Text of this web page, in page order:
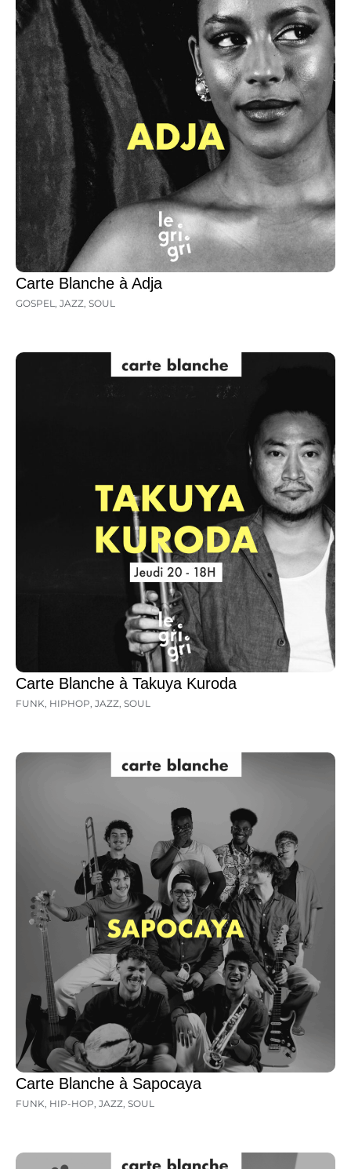
Carte Blanche à Adja
GOSPEL, JAZZ, SOUL
Carte Blanche à Takuya Kuroda
FUNK, HIPHOP, JAZZ, SOUL
Carte Blanche à Sapocaya
FUNK, HIP-HOP, JAZZ, SOUL